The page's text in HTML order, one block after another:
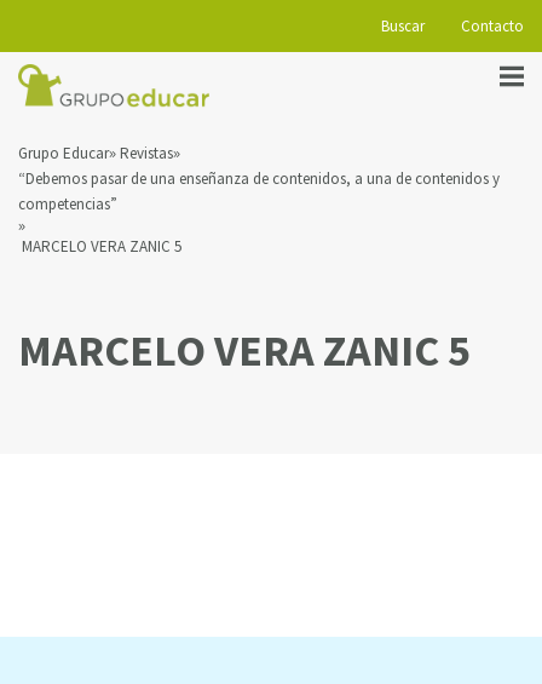
Buscar Contacto
Grupo Educar Revistas
“Debemos pasar de una enseñanza de contenidos, a una de contenidos y
competencias”
MARCELO VERA ZANIC 5
MARCELO VERA ZANIC 5